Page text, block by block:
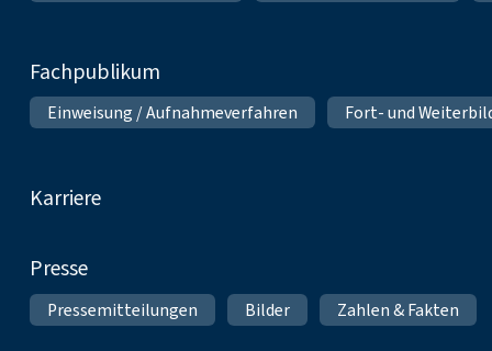
Fachpublikum
Einweisung / Aufnahmeverfahren Fort- und
Karriere
Presse
Pressemitteilungen Bilder Zahlen & Fakten